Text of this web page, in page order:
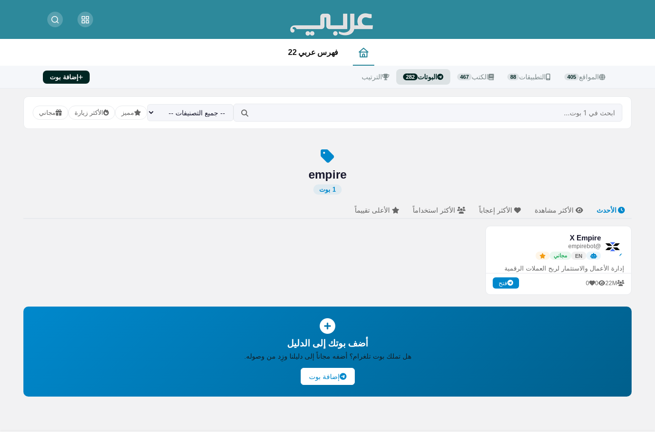
فهرس عربي 22
المواقع 405 التطبيقات 88 الكتب 467 البوتات 282 الترتيب إضافة بوت
مميز الأكثر زيارة مجاني
empire
1 بوت
الأحدث الأكثر مشاهدة الأكثر إعجاباً الأكثر استخداماً الأعلى تقييماً
X Empire
@empirebot
EN مجاني
إدارة الأعمال والاستثمار لربح العملات الرقمية
22M
0
0 فتح
أضف بوتك إلى الدليل
هل تملك بوت تلغرام؟ أضفه مجاناً إلى دليلنا وزِد من وصوله.
إضافة بوت